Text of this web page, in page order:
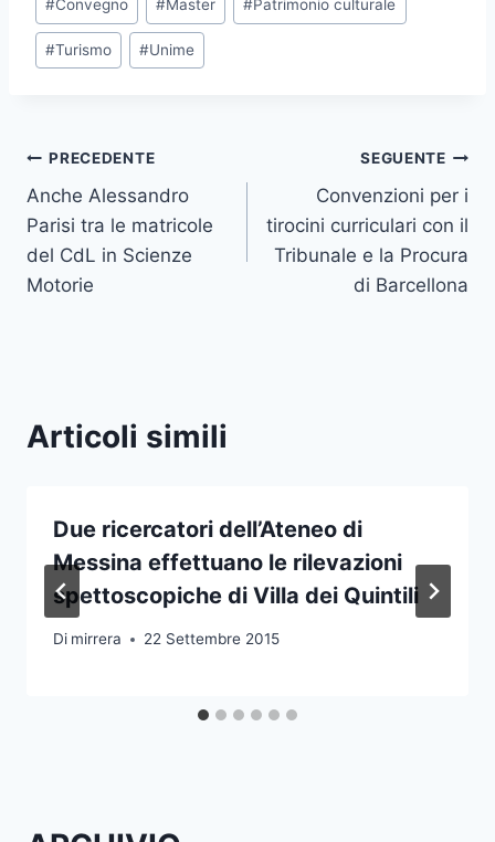
articolo:
#Convegno #Master #Patrimonio culturale
#Turismo #Unime
Navigazione
articoli
PRECEDENTE
Anche Alessandro
Parisi tra le matricole
del CdL in Scienze
Motorie
SEGUENTE
Convenzioni per i
tirocini curriculari con il
Tribunale e la Procura
di Barcellona
Articoli simili
Due ricercatori dell’Ateneo di
Messina effettuano le rilevazioni
spettoscopiche di Villa dei Quintili
Di mirrera 22 Settembre 2015